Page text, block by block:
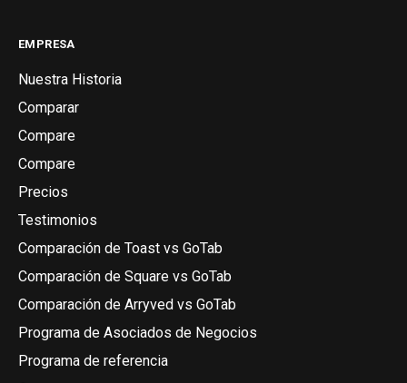
EMPRESA
Nuestra Historia
Comparar
Compare
Compare
Precios
Testimonios
Comparación de Toast vs GoTab
Comparación de Square vs GoTab
Comparación de Arryved vs GoTab
Programa de Asociados de Negocios
Programa de referencia